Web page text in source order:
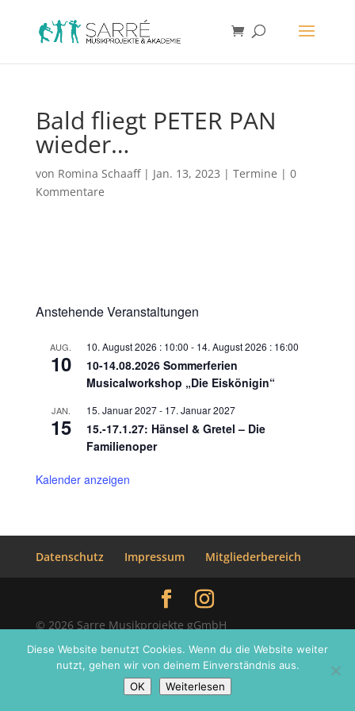
Bald fliegt PETER PAN
wieder…
von Romina Schaaff| Jan. 13, 2023 | Termine | 0
Kommentare
Anstehende Veranstaltungen
AUG.
10
10. August 2026 : 10:00 - 14. August 2026 : 16:00
10-14.08.2026 Sommerferien
Musicalworkshop „Die Eiskönigin“
JAN.
15
15. Januar 2027- 17. Januar 2027
15.-17.1.27: Hänsel & Gretel – Die
Familienoper
Kalender anzeigen
Datenschutz Impressum Mitgliederbereich
© 2026 Sarre Musikprojekte gGmbH
Diese Website benutzt Cookies. Wenn du die Website weiter
nutzt, gehen wir von deinem Einverständnis aus.
OK
Weiterlesen